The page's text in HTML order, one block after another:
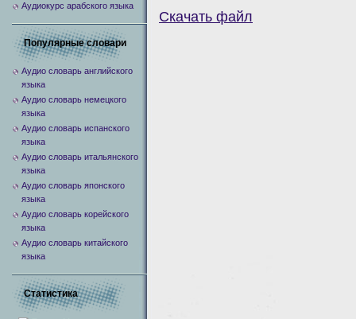
Скачать файл
Аудиокурс арабского языка
Популярные словари
Аудио словарь английского
языка
Аудио словарь немецкого
языка
Аудио словарь испанского
языка
Аудио словарь итальянского
языка
Аудио словарь японского
языка
Аудио словарь корейского
языка
Аудио словарь китайского
языка
Статистика